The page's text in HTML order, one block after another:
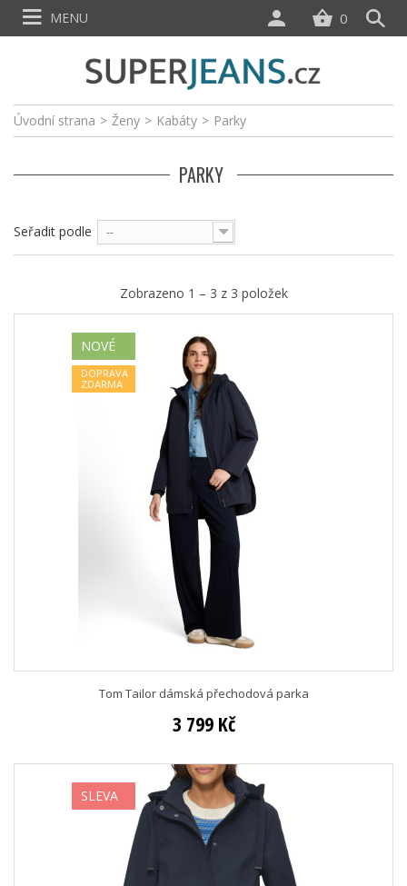
Úvodní strana > Ženy > Kabáty > Parky
PARKY
Seřadit podle --
Zobrazeno 1 – 3 z 3 položek
NOVÉ
DOPRAVA
ZDARMA
Tom Tailor dámská přechodová parka
3 799 Kč
SLEVA
0
MENU